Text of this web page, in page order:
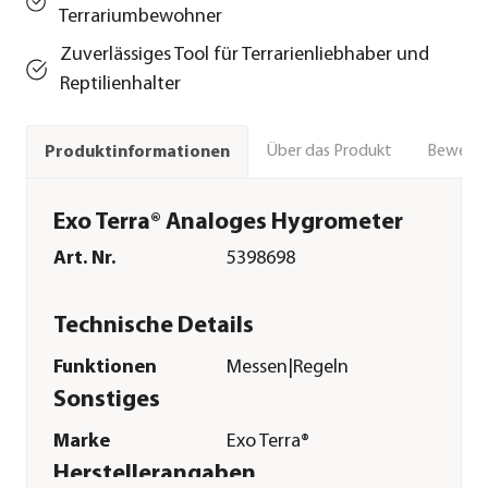
Terrariumbewohner
Zuverlässiges Tool für Terrarienliebhaber und
Reptilienhalter
Produktinformationen Über das Produkt
Exo Terra® Analoges Hygrometer
Art. Nr. 5398698
Technische Details
Funktionen Messen|Regeln
Sonstiges
Marke Exo Terra®
Herstellerangaben